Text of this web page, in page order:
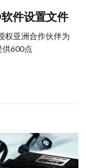
件设置文件
权亚洲合作伙伴为
供600点